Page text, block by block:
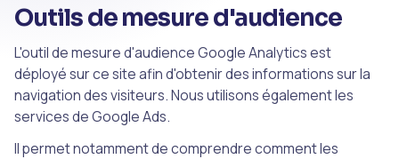
Outils de mesure d'audience
L'outil de mesure d'audience Google Analytics est
déployé sur ce site afin d'obtenir des informations sur la
navigation des visiteurs. Nous utilisons également les
services de Google Ads.
Il permet notamment de comprendre comment les